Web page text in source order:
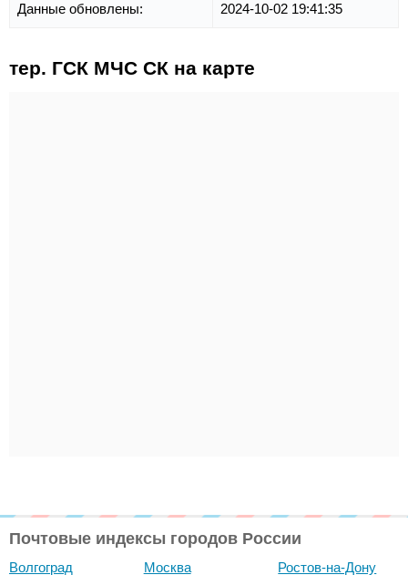
Данные обновлены: 2024-10-02 19:41:35
тер. ГСК МЧС СК на карте
Почтовые индексы городов России
Волгоград Москва Ростов-на-Дону